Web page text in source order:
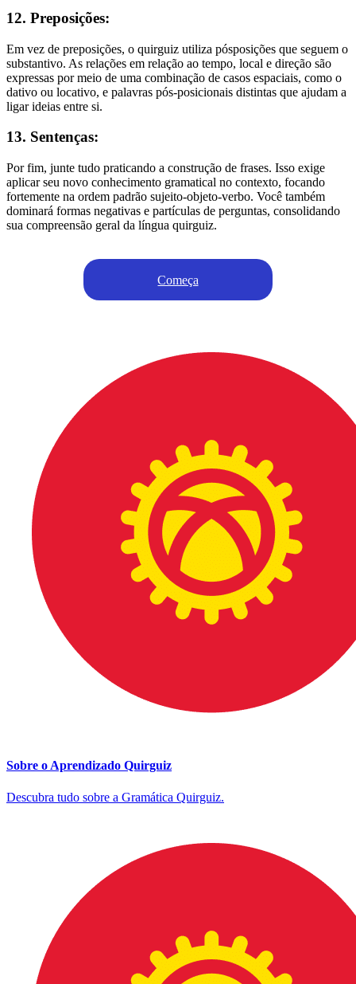
12. Preposições:
Em vez de preposições, o quirguiz utiliza pósposições que seguem o
substantivo. As relações em relação ao tempo, local e direção são
expressas por meio de uma combinação de casos espaciais, como o
dativo ou locativo, e palavras pós-posicionais distintas que ajudam a
ligar ideias entre si.
13. Sentenças:
Por fim, junte tudo praticando a construção de frases. Isso exige
aplicar seu novo conhecimento gramatical no contexto, focando
fortemente na ordem padrão sujeito-objeto-verbo. Você também
dominará formas negativas e partículas de perguntas, consolidando
sua compreensão geral da língua quirguiz.
Começa
Sobre o Aprendizado Quirguiz
Descubra tudo sobre a Gramática Quirguiz.